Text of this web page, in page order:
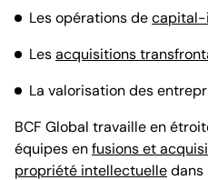
Les opérations decapital-
Lesacquisitions
La valorisation des
BCF Global travaille en
équipes enfusions et
propriété intellectuelledans